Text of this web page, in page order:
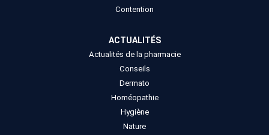
Contention
ACTUALITÉS
Actualités de la pharmacie
Conseils
Dermato
Homéopathie
Hygiène
Nature